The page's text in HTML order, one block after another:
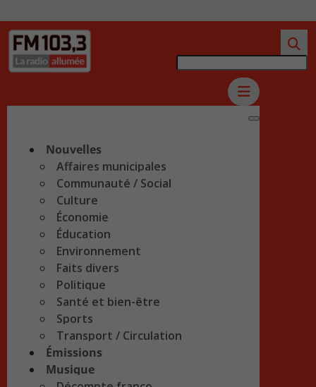
Nouvelles
Affaires municipales
Communauté / Social
Culture
Économie
Éducation
Environnement
Faits divers
Politique
Santé et bien-être
Sports
Transport / Circulation
Émissions
Musique